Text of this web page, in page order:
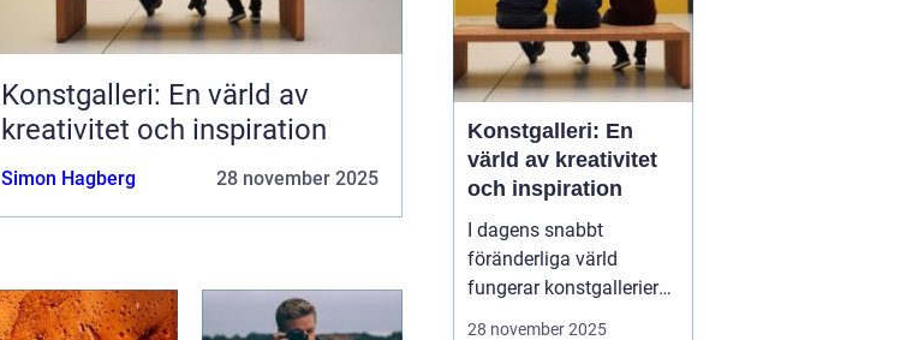
Konstgalleri: En värld av
kreativitet och inspiration
Simon Hagberg 28 november 2025
Konstgalleri: En
värld av kreativitet
och inspiration
I dagens snabbt
föränderliga värld
fungerar konstgallerier
som magiska platser där
28 november 2025